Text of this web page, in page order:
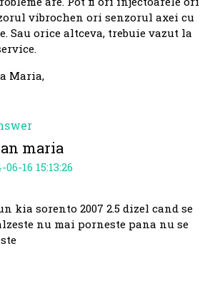
Maria,
vibrochen ori senzorul axei cu
Sau orice altceva, trebuie vazut la
maria
06-16 15:13:26
kia sorento 2007 2.5 dizel cand se
nu mai porneste pana nu se